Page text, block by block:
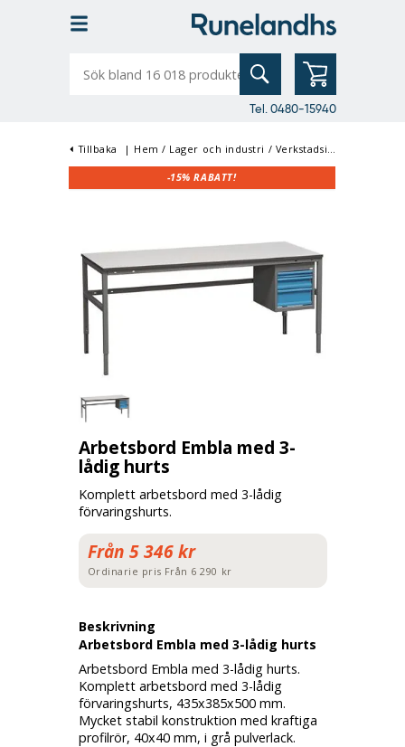
bland
Tel. 0480-15940
Tillbaka | Hem / Lager och industri / Verkstadsinredning
-15% RABATT!
Arbetsbord Embla med 3-
lådig hurts
Komplett arbetsbord med 3-lådig
förvaringshurts.
Ordinarie pris Från 6 290 kr
Från 5 346 kr
Beskrivning
Arbetsbord Embla med 3-lådig hurts
Arbetsbord Embla med 3-lådig hurts.
Komplett arbetsbord med 3-lådig
förvaringshurts, 435x385x500 mm.
Mycket stabil konstruktion med kraftiga
profilrör, 40x40 mm, i grå pulverlack.